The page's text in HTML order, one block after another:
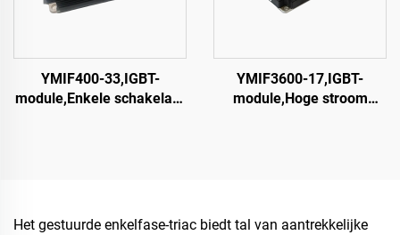
YMIF400-33,IGBT-
module,Enkele schakelaar
YMIF3600-17,IGBT-
module,Hoge stroom
Het gestuurde enkelfase-triac biedt tal van aantrekkelijke